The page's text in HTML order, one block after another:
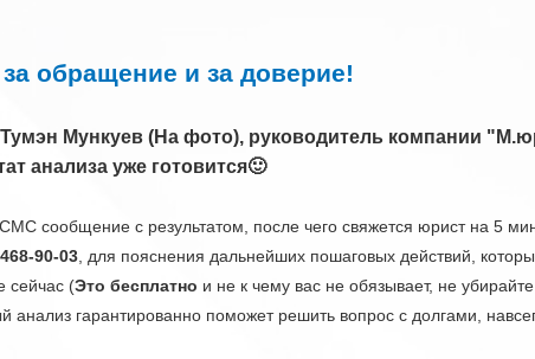
обращение и за доверие!
Тумэн Мункуев (На фото), руководитель компании
анализа уже готовится🙂
сообщение с результатом, после чего свяжется юрист на 5
90-03 , для пояснения дальнейших пошаговых действий,
сейчас (Это бесплатно и не к чему вас не обязывает, не
анализ гарантированно поможет решить вопрос с долгами,